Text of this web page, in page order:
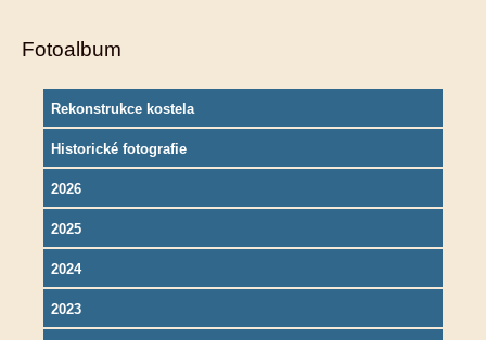
Fotoalbum
Rekonstrukce kostela
Historické fotografie
2026
2025
2024
2023